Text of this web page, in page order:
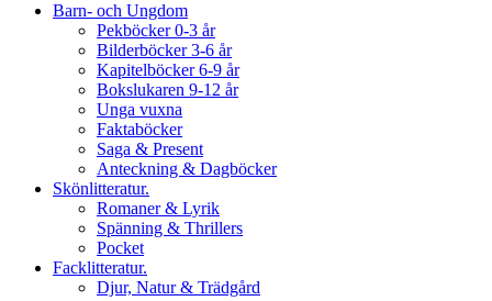
Barn- och Ungdom
Pekböcker 0-3 år
Bilderböcker 3-6 år
Kapitelböcker 6-9 år
Bokslukaren 9-12 år
Unga vuxna
Faktaböcker
Saga & Present
Anteckning & Dagböcker
Skönlitteratur.
Romaner & Lyrik
Spänning & Thrillers
Pocket
Facklitteratur.
Djur, Natur & Trädgård